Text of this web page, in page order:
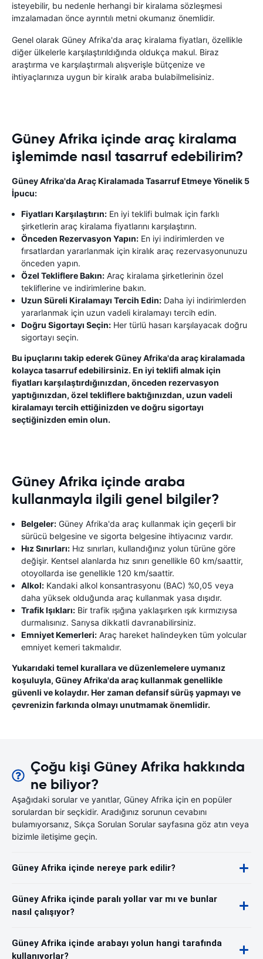
isteyebilir, bu nedenle herhangi bir kiralama sözleşmesi
imzalamadan önce ayrıntılı metni okumanız önemlidir.
Genel olarak Güney Afrika'da araç kiralama fiyatları, özellikle
diğer ülkelerle karşılaştırıldığında oldukça makul. Biraz
araştırma ve karşılaştırmalı alışverişle bütçenize ve
ihtiyaçlarınıza uygun bir kiralık araba bulabilmelisiniz.
Güney Afrika içinde araç kiralama
işlemimde nasıl tasarruf edebilirim?
Güney Afrika'da Araç Kiralamada Tasarruf Etmeye Yönelik 5
İpucu:
Fiyatları Karşılaştırın: En iyi teklifi bulmak için farklı
şirketlerin araç kiralama fiyatlarını karşılaştırın.
Önceden Rezervasyon Yapın: En iyi indirimlerden ve
fırsatlardan yararlanmak için kiralık araç rezervasyonunuzu
önceden yapın.
Özel Tekliflere Bakın: Araç kiralama şirketlerinin özel
tekliflerine ve indirimlerine bakın.
Uzun Süreli Kiralamayı Tercih Edin: Daha iyi indirimlerden
yararlanmak için uzun vadeli kiralamayı tercih edin.
Doğru Sigortayı Seçin: Her türlü hasarı karşılayacak doğru
sigortayı seçin.
Bu ipuçlarını takip ederek Güney Afrika'da araç kiralamada
kolayca tasarruf edebilirsiniz. En iyi teklifi almak için
fiyatları karşılaştırdığınızdan, önceden rezervasyon
yaptığınızdan, özel tekliflere baktığınızdan, uzun vadeli
kiralamayı tercih ettiğinizden ve doğru sigortayı
seçtiğinizden emin olun.
Güney Afrika içinde araba
kullanmayla ilgili genel bilgiler?
Belgeler: Güney Afrika'da araç kullanmak için geçerli bir
sürücü belgesine ve sigorta belgesine ihtiyacınız vardır.
Hız Sınırları: Hız sınırları, kullandığınız yolun türüne göre
değişir. Kentsel alanlarda hız sınırı genellikle 60 km/saattir,
otoyollarda ise genellikle 120 km/saattir.
Alkol: Kandaki alkol konsantrasyonu (BAC) %0,05 veya
daha yüksek olduğunda araç kullanmak yasa dışıdır.
Trafik Işıkları: Bir trafik ışığına yaklaşırken ışık kırmızıysa
durmalısınız. Sarıysa dikkatli davranabilirsiniz.
Emniyet Kemerleri: Araç hareket halindeyken tüm yolcular
emniyet kemeri takmalıdır.
Yukarıdaki temel kurallara ve düzenlemelere uymanız
koşuluyla, Güney Afrika'da araç kullanmak genellikle
güvenli ve kolaydır. Her zaman defansif sürüş yapmayı ve
çevrenizin farkında olmayı unutmamak önemlidir.
Çoğu kişi Güney Afrika hakkında
ne biliyor?
Aşağıdaki sorular ve yanıtlar, Güney Afrika için en popüler
sorulardan bir seçkidir. Aradığınız sorunun cevabını
bulamıyorsanız, Sıkça Sorulan Sorular sayfasına göz atın veya
bizimle iletişime geçin.
Güney Afrika içinde nereye park edilir?
Güney Afrika içinde paralı yollar var mı ve bunlar
nasıl çalışıyor?
Güney Afrika içinde arabayı yolun hangi tarafında
kullanıyorlar?